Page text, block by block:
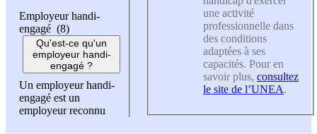
Employeur handi-
engagé (8)
Qu'est-ce qu'un
employeur handi-
engagé ?
Un employeur handi-
engagé est un
employeur reconnu
une activité
professionnelle dans
des conditions
adaptées à ses
capacités. Pour en
savoir plus, consultez
le site de l’UNEA.